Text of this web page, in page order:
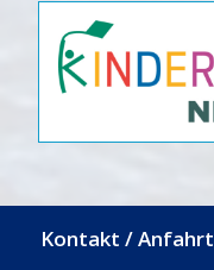
Kontakt / Anfahrt